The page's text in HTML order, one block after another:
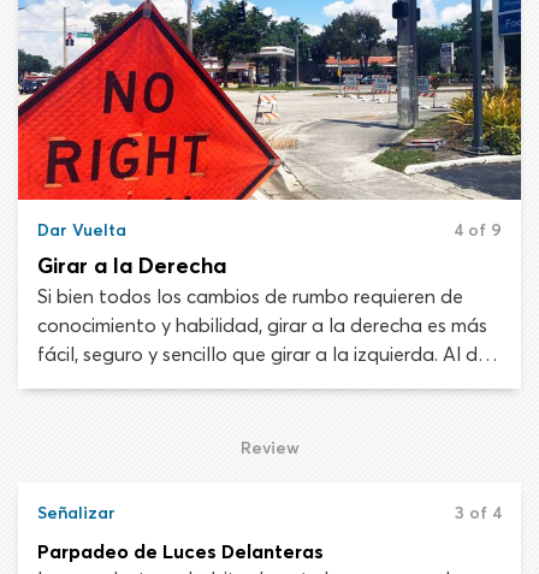
Dar Vuelta 4 of 9
Girar a la Derecha
Si bien todos los cambios de rumbo requieren de
conocimiento y habilidad, girar a la derecha es más
fácil, seguro y sencillo que girar a la izquierda. Al dar
carretera a la que estás entrando, lo que simplifica
Review
Señalizar 3 of 4
Parpadeo de Luces Delanteras